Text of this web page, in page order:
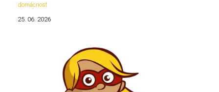
domácnost
25. 06. 2026